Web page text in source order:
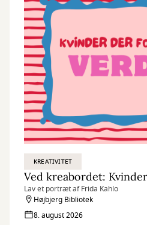
KREATIVITET
Lav et portræt af Frida Kahlo
Højbjerg Bibliotek
8. august 2026